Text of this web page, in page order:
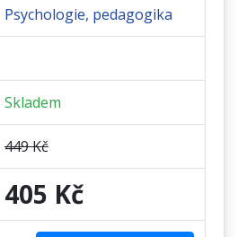
Psychologie, pedagogika
Skladem
449 Kč
405 Kč